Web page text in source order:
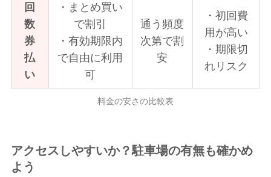
回
数
券
払
い
・まとめ買い
で割引
・有効期限内
で自由に利用
可
通う頻度
次第で割
安
・初回費
用が高い
・期限切
れリスク
料金の安さの比較表
アクセスしやすいか？駐車場の有無も確かめ
よう